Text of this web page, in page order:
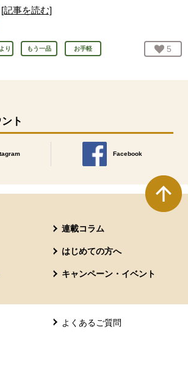
[記事を読む]
り もう一品 お手軽 お気
5
ト
ウィンドウで開きます。
Facebook
別のウィンドウで開きます
連載コラム
はじめての方へ
キャンペーン・イベント
よくあるご質問